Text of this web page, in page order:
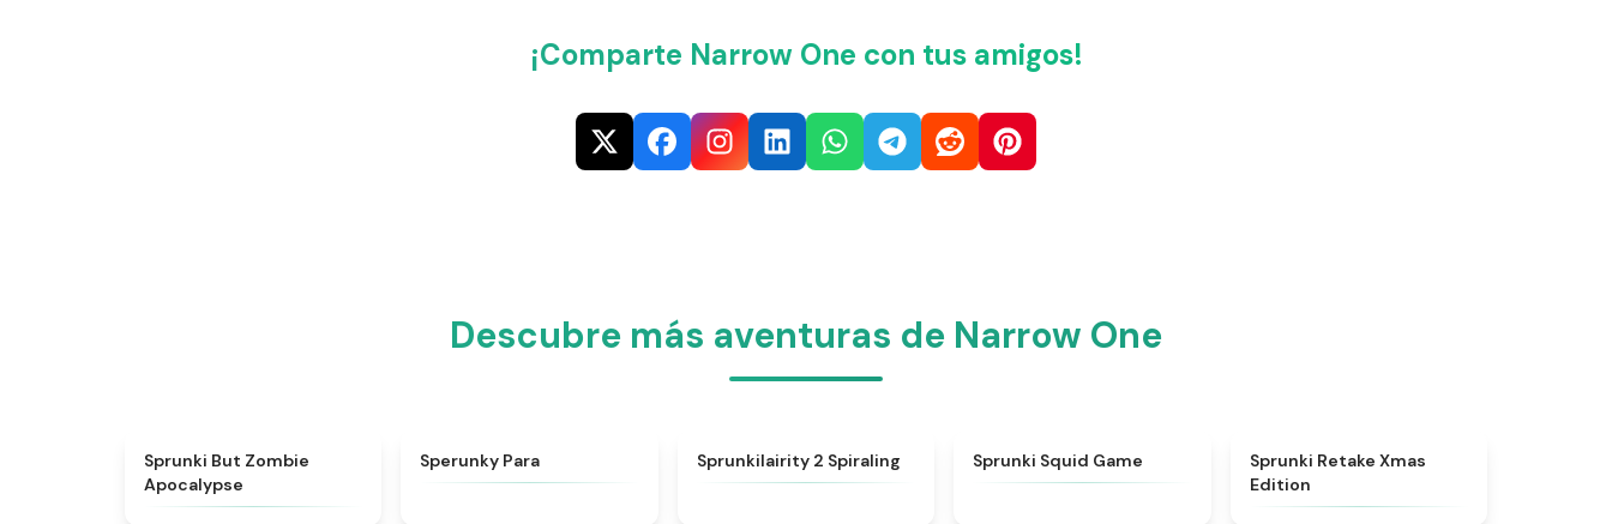
¡Comparte Narrow One con tus amigos!
Descubre más aventuras de Narrow One
Sprunki But Zombie
Apocalypse
Sperunky Para ★
Sprunkilairity 2 Spiraling Sprunki Squid Game
Sprunki Retake Xmas
Edition